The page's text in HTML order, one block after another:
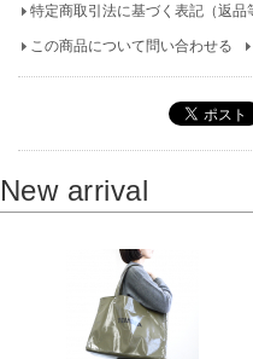
特定商取引法に基づく表記（返品
この商品について問い合わせる
New arrival